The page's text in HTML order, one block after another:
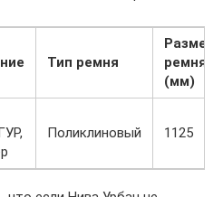
Тип ремня
Размер
ремня,
(мм)
Поликлиновый 1125